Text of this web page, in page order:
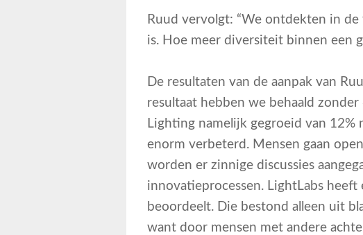
Ruud vervolgt: “We ontdekten in
is. Hoe meer diversiteit binnen een
De resultaten van de aanpak van
resultaat hebben we behaald
Lighting namelijk gegroeid van 12%
enorm verbeterd. Mensen gaan
worden er zinnige discussies
innovatieprocessen. LightLabs
beoordeelt. Die bestond alleen uit
want door mensen met andere